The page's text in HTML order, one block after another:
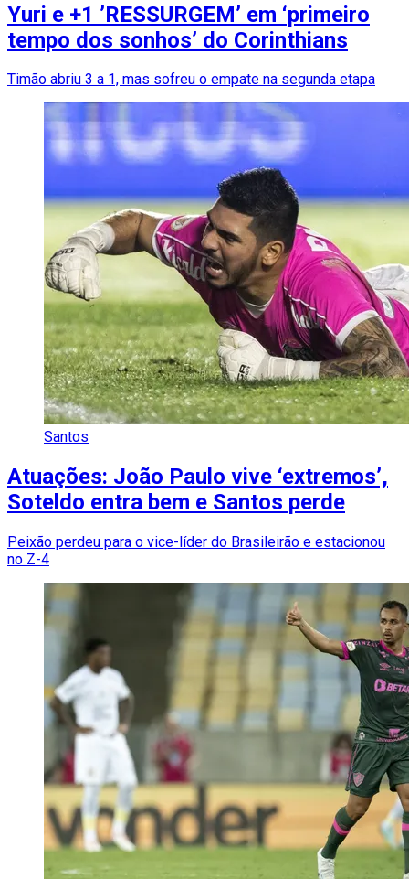
Yuri e +1 ’RESSURGEM’ em ‘primeiro
tempo dos sonhos’ do Corinthians
Timão abriu 3 a 1, mas sofreu o empate na segunda etapa
Santos
Atuações: João Paulo vive ‘extremos’,
Soteldo entra bem e Santos perde
Peixão perdeu para o vice-líder do Brasileirão e estacionou
no Z-4